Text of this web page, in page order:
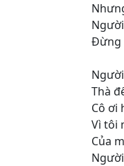
Đừng
Thà
Cô ơi
Vì tôi
Của